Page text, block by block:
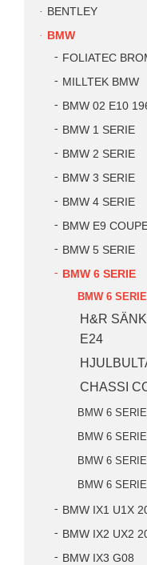
BENTLEY
BMW
FOLIATEC
MILLTEK BMW
BMW 02 E10
BMW 1 SERIE
BMW 2 SERIE
BMW 3 SERIE
BMW 4 SERIE
BMW E9
BMW 5 SERIE
BMW 6 SERIE
BMW 6
H&R
E24
CHASSI
BMW 6
BMW 6
BMW 6
BMW 6
BMW IX1 U1X
BMW IX2 UX2
BMW IX3 G08